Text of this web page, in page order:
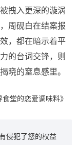
拽入更深的漩涡
周砚白在结案报
，都在暗示着平
的台词交锋，则
晓的窒息感里。
食堂的恋爱调味料》
侵犯了您的权益